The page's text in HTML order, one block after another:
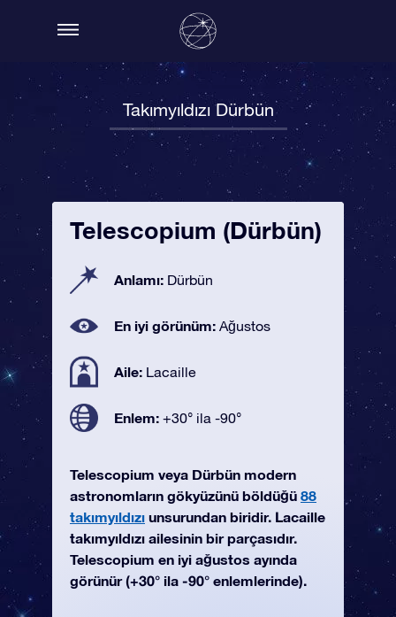
Takımyıldızı Dürbün
Telescopium (Dürbün)
Anlamı: Dürbün
En iyi görünüm: Ağustos
Aile: Lacaille
Enlem: +30° ila -90°
Telescopium veya Dürbün modern
astronomların gökyüzünü böldüğü 88
takımyıldızı unsurundan biridir. Lacaille
takımyıldızı ailesinin bir parçasıdır.
Telescopium en iyi ağustos ayında
görünür (+30° ila -90° enlemlerinde).